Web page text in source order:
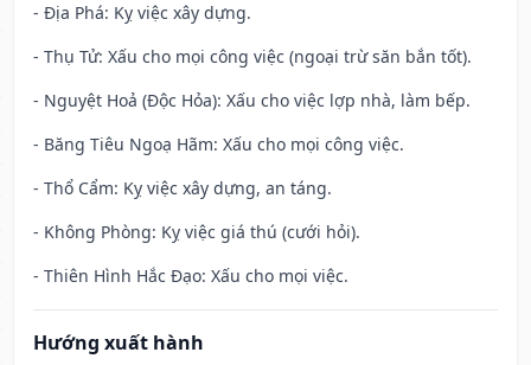
- Địa Phá: Kỵ việc xây dựng.
- Thụ Tử: Xấu cho mọi công việc (ngoại trừ săn bắn tốt).
- Nguyệt Hoả (Độc Hỏa): Xấu cho việc lợp nhà, làm bếp.
- Băng Tiêu Ngoạ Hãm: Xấu cho mọi công việc.
- Thổ Cẩm: Kỵ việc xây dựng, an táng.
- Không Phòng: Kỵ việc giá thú (cưới hỏi).
- Thiên Hình Hắc Đạo: Xấu cho mọi việc.
Hướng xuất hành